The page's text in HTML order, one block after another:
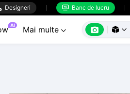
Designeri  Banc de lucru
AI Mai multe    